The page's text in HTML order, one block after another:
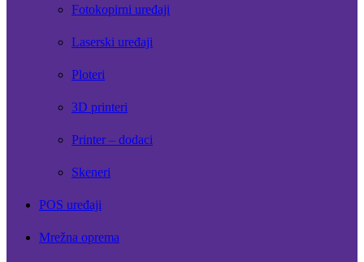
Fotokopirni uređaji
Laserski uređaji
Ploteri
3D printeri
Printer – dodaci
Skeneri
POS uređaji
Mrežna oprema